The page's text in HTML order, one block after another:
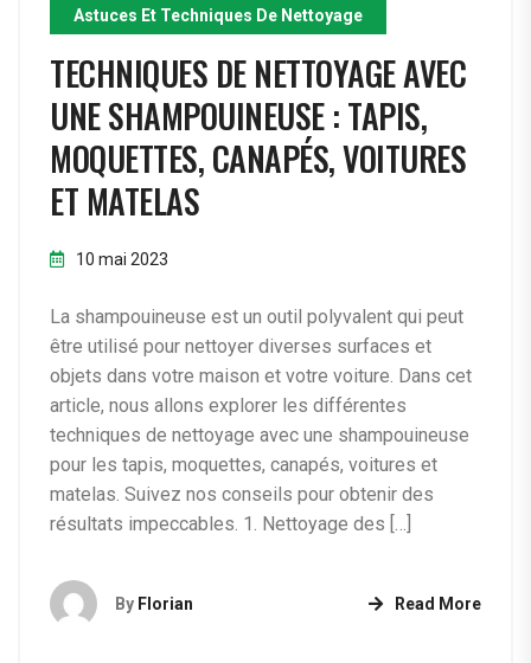
Astuces Et Techniques De Nettoyage
TECHNIQUES DE NETTOYAGE AVEC
UNE SHAMPOUINEUSE : TAPIS,
MOQUETTES, CANAPÉS, VOITURES
ET MATELAS
10 mai 2023
La shampouineuse est un outil polyvalent qui peut
être utilisé pour nettoyer diverses surfaces et
objets dans votre maison et votre voiture. Dans cet
article, nous allons explorer les différentes
techniques de nettoyage avec une shampouineuse
pour les tapis, moquettes, canapés, voitures et
matelas. Suivez nos conseils pour obtenir des
résultats impeccables. 1. Nettoyage des […]
By Florian Read More